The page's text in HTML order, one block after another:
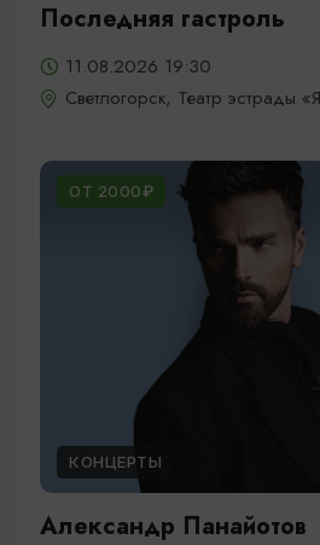
Последняя гастроль
11.08.2026 19:30
Светлогорск, Театр эстрады
ОТ 2000₽
КОНЦЕРТЫ
Александр Панайотов